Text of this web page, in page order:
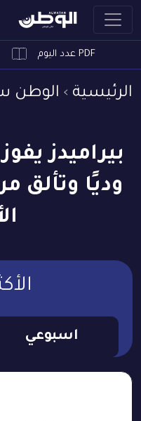
PDF عدد اليوم
الرئيسية الوطن
بيراميدز
وديًا وتألق
اسبوعي